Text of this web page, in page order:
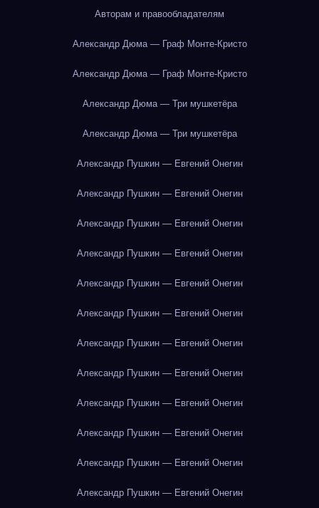
Авторам и правообладателям
Александр Дюма — Граф Монте-Кристо
Александр Дюма — Граф Монте-Кристо
Александр Дюма — Три мушкетёра
Александр Дюма — Три мушкетёра
Александр Пушкин — Евгений Онегин
Александр Пушкин — Евгений Онегин
Александр Пушкин — Евгений Онегин
Александр Пушкин — Евгений Онегин
Александр Пушкин — Евгений Онегин
Александр Пушкин — Евгений Онегин
Александр Пушкин — Евгений Онегин
Александр Пушкин — Евгений Онегин
Александр Пушкин — Евгений Онегин
Александр Пушкин — Евгений Онегин
Александр Пушкин — Евгений Онегин
Александр Пушкин — Евгений Онегин